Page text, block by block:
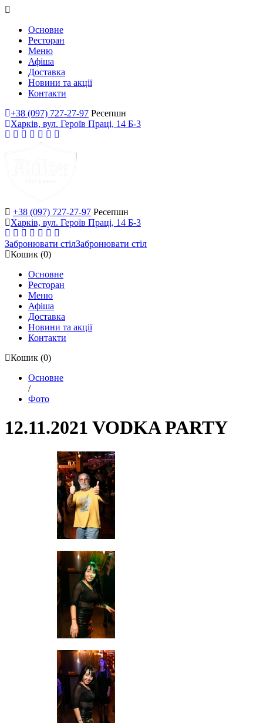
Основне
Ресторан
Меню
Афіша
Доставка
Новини та акції
Контакти
+38 (097) 727-27-97 Ресепшн
Харків, вул. Героїв Праці, 14 Б-3
+38 (097) 727-27-97 Ресепшн
Харків, вул. Героїв Праці, 14 Б-3
Забронювати стілЗабронювати стіл
Кошик (0)
Основне
Ресторан
Меню
Афіша
Доставка
Новини та акції
Контакти
Кошик (0)
Основне
/
Фото
12.11.2021 VODKA PARTY